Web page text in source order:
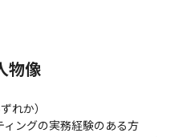
スケジュール確認
物像
れか）
ィングの実務経験のある方